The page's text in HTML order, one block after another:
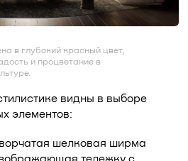
в глубокий красный цвет,
и процветание в
видны в выборе
элементов:
шелковая ширма